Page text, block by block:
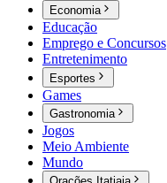
Economia
Educação
Emprego e Concursos
Entretenimento
Esportes
Games
Gastronomia
Jogos
Meio Ambiente
Mundo